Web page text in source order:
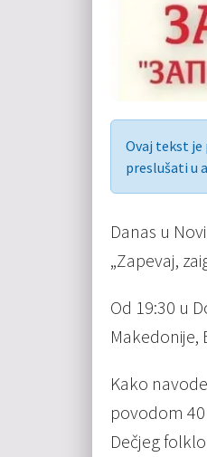
Ovaj tekst je
preslušati u
Danas u
„Zapevaj,
Od 19:30 u
Makedonije,
Kako
povodom 40
Dečjeg